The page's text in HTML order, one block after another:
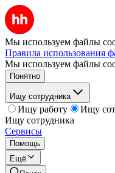
Мы используем файлы
Правила использования
Мы используем файлы
Понятно
Ищу сотрудника
Ищу работу
Ищу
Ищу сотрудника
Сервисы
Помощь
Ещё